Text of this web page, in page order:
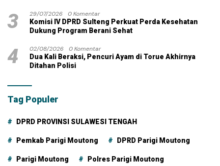
3 29/07/2026
0 Komentar
Komisi IV DPRD Sulteng Perkuat Perda Kesehatan
Dukung Program Berani Sehat
4 02/08/2026
0 Komentar
Dua Kali Beraksi, Pencuri Ayam di Torue Akhirnya
Ditahan Polisi
Tag Populer
DPRD PROVINSI SULAWESI TENGAH
Pemkab Parigi Moutong DPRD Parigi Moutong
Parigi Moutong Polres Parigi Moutong